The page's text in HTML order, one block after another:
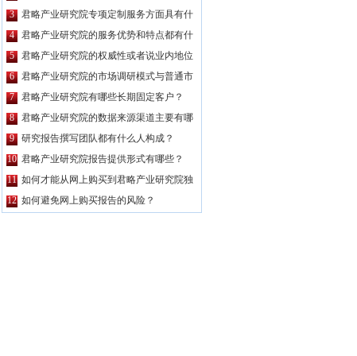
公司都要高？
3
君略产业研究院专项定制服务方面具有什
么特点？
4
君略产业研究院的服务优势和特点都有什
么？
5
君略产业研究院的权威性或者说业内地位
如何？
6
君略产业研究院的市场调研模式与普通市
场调研主要区别有哪些？
7
君略产业研究院有哪些长期固定客户？
8
君略产业研究院的数据来源渠道主要有哪
些？
9
研究报告撰写团队都有什么人构成？
10 君略产业研究院报告提供形式有哪些？
11 如何才能从网上购买到君略产业研究院独
家原创的报告产品？
12 如何避免网上购买报告的风险？